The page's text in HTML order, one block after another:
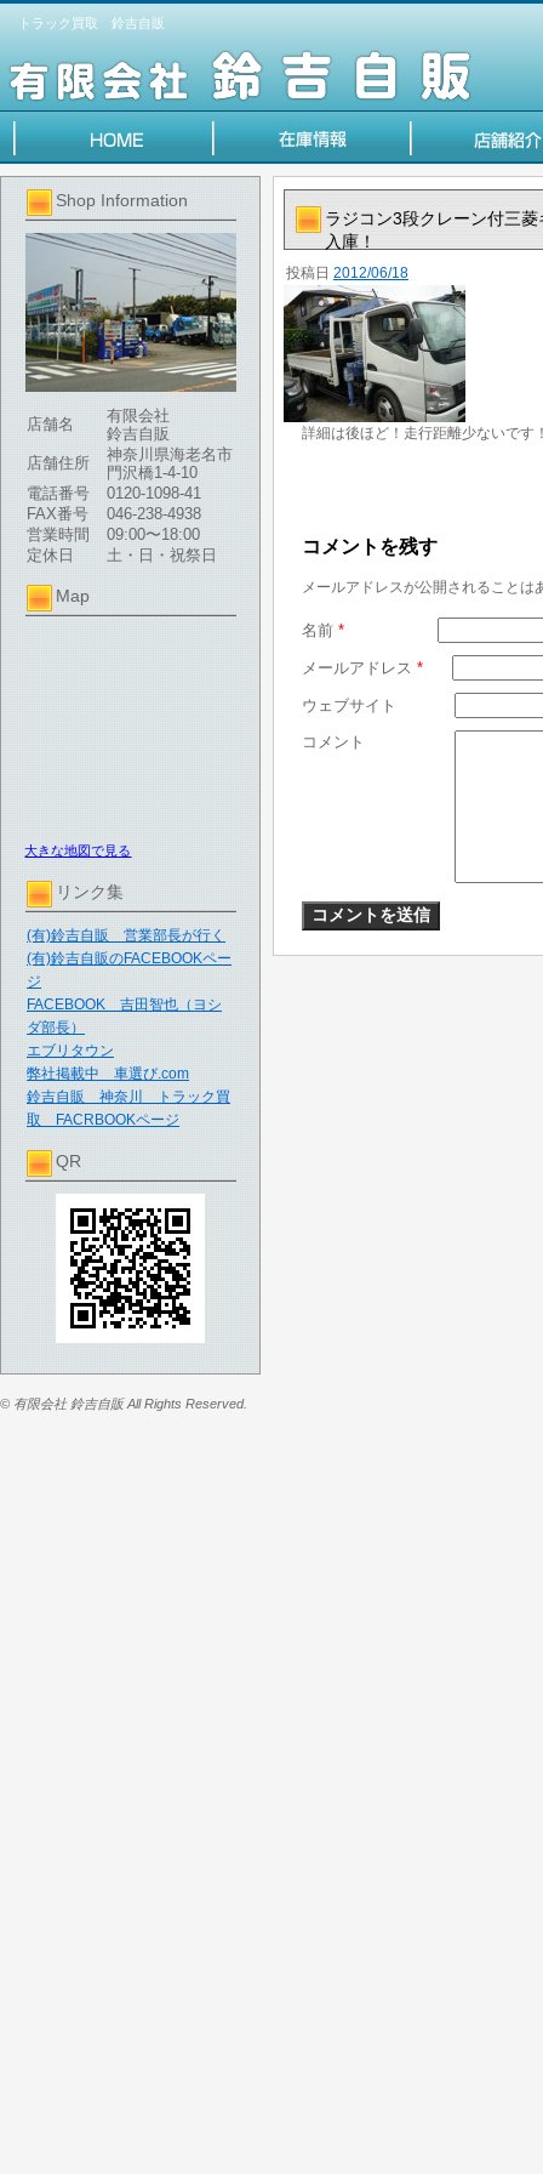
トラック買取 鈴吉自販
Shop Information
店舗名
有限会社
鈴吉自販
店舗住所
神奈川県海老名市
門沢橋1-4-10
電話番号
0120-1098-41
FAX番号
046-238-4938
営業時間
09:00〜18:00
定休日
土・日・祝祭日
Map
大きな地図で見る
リンク集
(有)鈴吉自販 営業部長が行く
(有)鈴吉自販のFACEBOOKペー
ジ
FACEBOOK 吉田智也（ヨシ
ダ部長）
エブリタウン
弊社掲載中 車選び.com
鈴吉自販 神奈川 トラック買
取 FACRBOOKページ
QR
ラジコン3段クレーン付三
入庫！
投稿日 2012/06/18
詳細は後ほど！走行距離少ないです
コメントを残す
メールアドレスが公開されることは
名前 *
メールアドレス *
ウェブサイト
コメント
© 有限会社 鈴吉自販 All Rights Reserved.